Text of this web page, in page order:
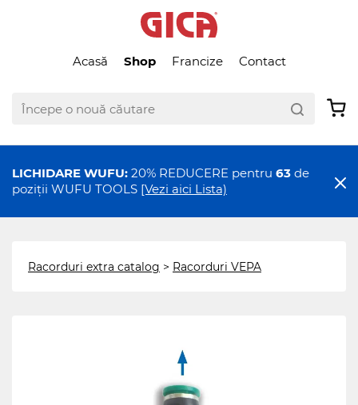
Acasă Shop Francize Contact
LICHIDARE WUFU: 20% REDUCERE pentru 63 de
poziții WUFU TOOLS [Vezi aici Lista)
Racorduri extra catalog > Racorduri VEPA